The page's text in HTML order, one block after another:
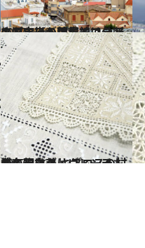
2017.9.16
キプロスの首都ニコシアの旧市街が境界線で分断されている理由とは？
旅＆お出かけ
2017.10.24
かの天才ダ・ヴィンチも滞在した？ キプロスの村の名物は美しいレース
旅＆お出かけ